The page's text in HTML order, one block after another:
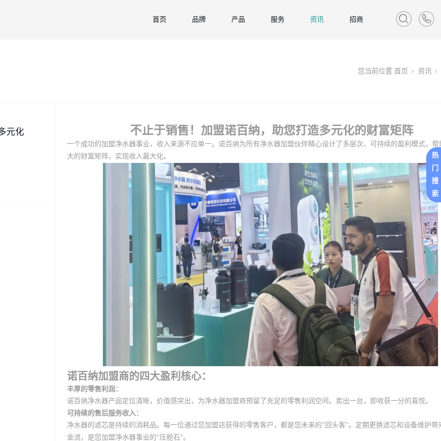
首页 品牌 产品 服务 资讯 招商
您当前位置:首页 资讯
元化 不止于销售！加盟诺百纳， 助您打造多元化的财富矩阵
一个成功的加盟净水器事业，收入来源不应单一。诺百纳为所有净水器加盟伙伴精心设计了多层次、可持续的盈利模式，帮
大的财富矩阵，实现收入最大化。
诺百纳加盟商的四大盈利核心：
丰厚的零售利润：
诺百纳净水器产品定位清晰，价值感突出，为净水器加盟商预留了充足的零售利润空间。卖出一台，即收获一分的喜悦。
可持续的售后服务收入：
净水器的滤芯是持续的消耗品。每一位通过您加盟店获得的零售客户，都是您未来的“ 回头客”。定期更换滤芯和设备维护带
金流，是您加盟净水器事业的“压舱石”。
热
门
搜
索